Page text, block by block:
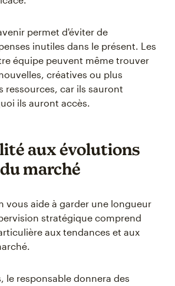
permet d'éviter de
inutiles dans le présent. Les
équipe peuvent même trouver
créatives ou plus
ressources, car ils sauront
ils auront accès.
aux évolutions
marché
vous aide à garder une longueur
stratégique comprend
aux tendances et aux
le responsable donnera des